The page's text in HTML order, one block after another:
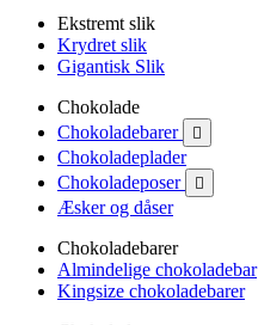
Ekstremt slik
Krydret slik
Gigantisk Slik
Chokolade
Chokoladebarer

Chokoladeplader
Chokoladeposer

Æsker og dåser
Chokoladebarer
Almindelige chokoladebar
Kingsize chokoladebarer